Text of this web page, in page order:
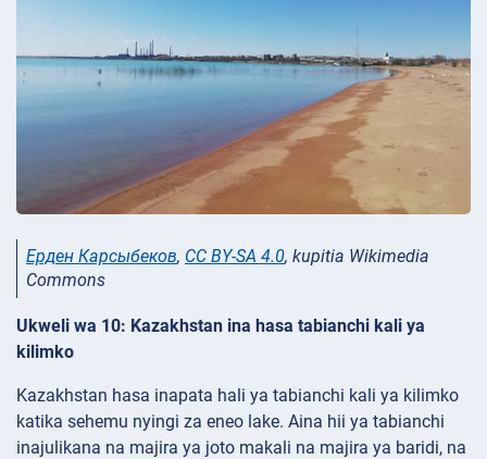
Ерден Карсыбеков, CC BY-SA 4.0, kupitia Wikimedia
Commons
Ukweli wa 10: Kazakhstan ina hasa tabianchi kali ya
kilimko
Kazakhstan hasa inapata hali ya tabianchi kali ya kilimko
katika sehemu nyingi za eneo lake. Aina hii ya tabianchi
inajulikana na majira ya joto makali na majira ya baridi, na